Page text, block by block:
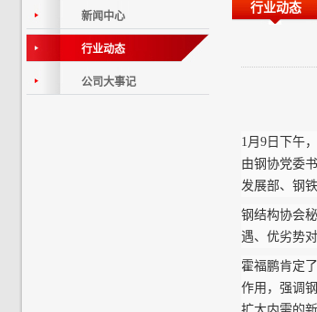
新闻中心
行业动态
公司大事记
行业动态
1月9日下午
由钢协党委
发展部、钢
钢结构协会
遇、优劣势
霍福鹏肯定
作用，强调